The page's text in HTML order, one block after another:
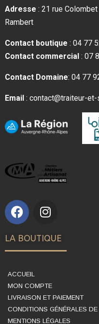
Adresse : 21 rue
Rambert
Contact boutique : 04 77
Contact commercial : 07
Contact Domaine: 04 77
Email : contact@traiteur-
LA BOUTIQUE
ACCUEIL
MON COMPTE
LIVRAISON ET PAIEMENT
CONDITIONS GÉNÉRALES DE
MENTIONS LÉGALES